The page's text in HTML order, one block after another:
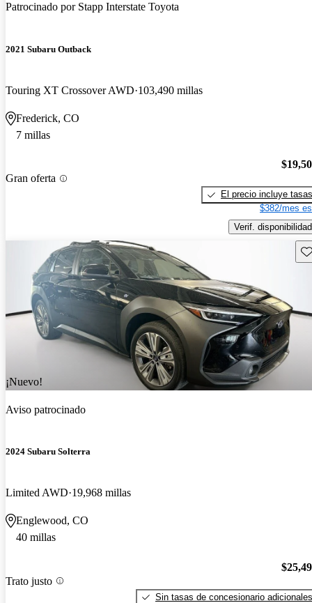
Patrocinado por Stapp Interstate Toyota
2021 Subaru Outback
Touring XT Crossover AWD 103,490 millas
Frederick, CO
7 millas
Gran oferta
El precio incluye tasas
$382/mes
Verif. disponibilidad
¡Nuevo!
Aviso patrocinado
2024 Subaru Solterra
Limited AWD 19,968 millas
Englewood, CO
40 millas
Trato justo
Sin tasas de concesionario adicionales